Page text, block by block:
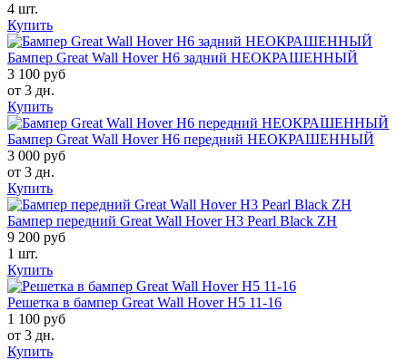
4 шт.
Купить
Бампер Great Wall Hover H6 задний НЕОКРАШЕННЫЙ
3 100 руб
от 3 дн.
Купить
Бампер Great Wall Hover H6 передний НЕОКРАШЕННЫЙ
3 000 руб
от 3 дн.
Купить
Бампер передний Great Wall Hover H3 Pearl Black ZH
9 200 руб
1 шт.
Купить
Решетка в бампер Great Wall Hover H5 11-16
1 100 руб
от 3 дн.
Купить